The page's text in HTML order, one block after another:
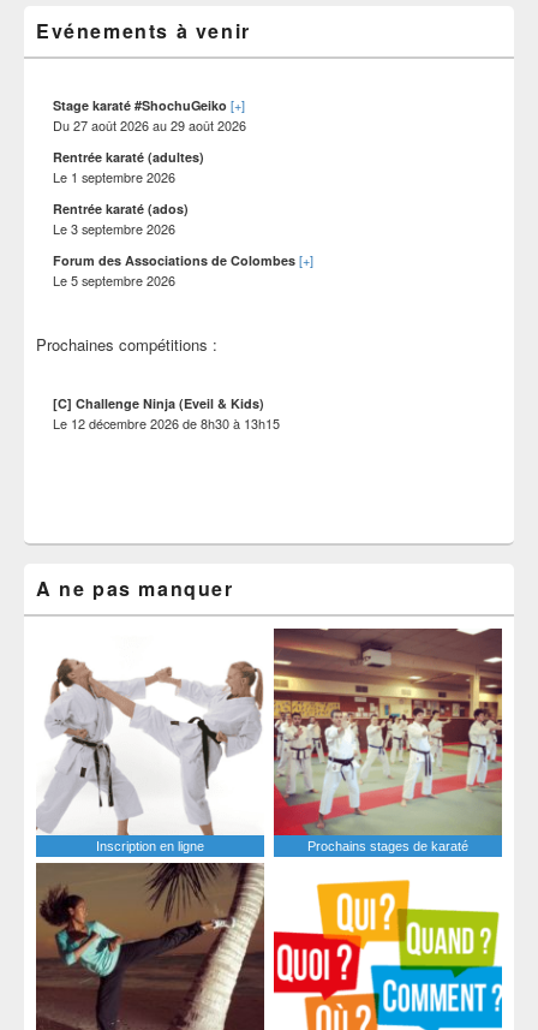
pour
site
Evénements à venir
Stage karaté #ShochuGeiko [+]
Du27 août 2026au29 août 2026
Rentrée karaté (adultes)
Le 1 septembre 2026
Rentrée karaté (ados)
Le3 septembre 2026
Forum des Associations de Colombes [+]
Le5 septembre 2026
Prochaines compétitions :
[C] Challenge Ninja (Eveil & Kids)
Le 12 décembre 2026de8h30à 13h15
A ne pas manquer
Inscription en ligne Prochains stages de karaté